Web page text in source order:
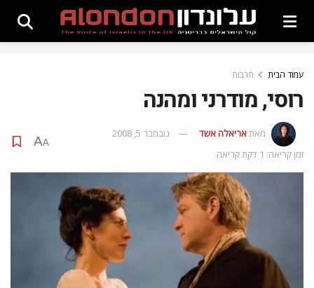
עמוד הבית תרבות
רוסי, מודרני ומהנה
מאתאריאלה אשד
נובמבר 5, 2008
זמן קריאה: 1 דקת קריאה
A
A